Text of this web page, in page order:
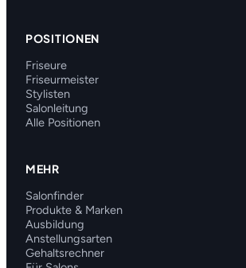
POSITIONEN
Friseure
Friseurmeister
Stylisten
Salonleitung
Alle Positionen
MEHR
Salonfinder
Produkte & Marken
Ausbildung
Anstellungsarten
Gehaltsrechner